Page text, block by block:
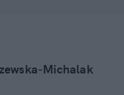
Michalak